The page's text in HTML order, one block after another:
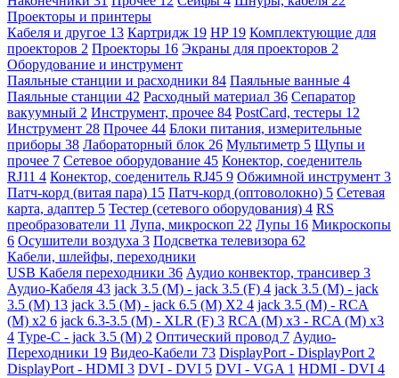
Проекторы и принтеры
Кабеля и другое 13 Картридж 19 HP 19 Комплектующие для
проекторов 2 Проекторы 16 Экраны для проекторов 2
Оборудование и инструмент
Паяльные станции и расходники 84 Паяльные ванные 4
Паяльные станции 42 Расходный материал 36 Сепаратор
вакуумный 2 Инструмент, прочее 84 PostCard, тестеры 12
Инструмент 28 Прочее 44 Блоки питания, измерительные
приборы 38 Лабораторный блок 26 Мультиметр 5 Щупы и
прочее 7 Сетевое оборудование 45 Конектор, соеденитель
RJ11 4 Конектор, соеденитель RJ45 9 Обжимной инструмент 3
Патч-корд (витая пара) 15 Патч-корд (оптоволокно) 5 Сетевая
карта, адаптер 5 Тестер (сетевого оборудования) 4 RS
преобразователи 11 Лупа, микроскоп 22 Лупы 16 Микроскопы
6 Осушители воздуха 3 Подсветка телевизора 62
Кабели, шлейфы, переходники
USB Кабеля переходники 36 Аудио конвектор, трансивер 3
Аудио-Кабеля 43 jack 3.5 (M) - jack 3.5 (F) 4 jack 3.5 (M) - jack
3.5 (M) 13 jack 3.5 (M) - jack 6.5 (M) X2 4 jack 3.5 (M) - RCA
(M) x2 6 jack 6.3-3.5 (M) - XLR (F) 3 RCA (M) x3 - RCA (M) x3
4 Type-C - jack 3.5 (M) 2 Оптический провод 7 Аудио-
Переходники 19 Видео-Кабели 73 DisplayPort - DisplayPort 2
DisplayPort - HDMI 3 DVI - DVI 5 DVI - VGA 1 HDMI - DVI 4